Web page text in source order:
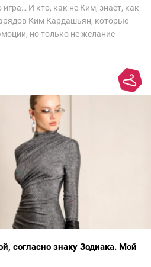
И кто, как не Ким, знает, как
Ким Кардашьян, которые
но только не желание
согласно знаку Зодиака. Мой